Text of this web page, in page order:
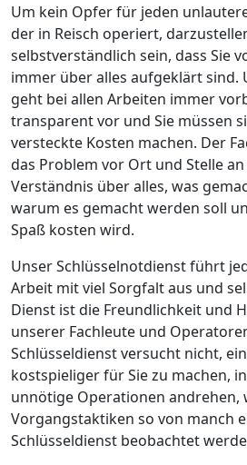
Um kein Opfer für jeden
der in Reisch operiert,
selbstverständlich sein, dass Sie
immer über alles aufgeklärt sind.
geht bei allen Arbeiten immer
transparent vor und Sie müssen
versteckte Kosten machen. Der
das Problem vor Ort und Stelle
Verständnis über alles, was
warum es gemacht werden soll
Spaß kosten wird.
Unser Schlüsselnotdienst führt
Arbeit mit viel Sorgfalt aus und
Dienst ist die Freundlichkeit und
unserer Fachleute und
Schlüsseldienst versucht nicht,
kostspieliger für Sie zu machen,
unnötige Operationen andrehen,
Vorgangstaktiken so von manch
Schlüsseldienst beobachtet